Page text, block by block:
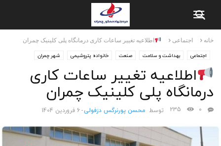
خانه اجتماعی اطلاعیه تغییر ساعات کاری درمانگاه پلی کلینیک چمران
اجتماعی بهداشت و سلامت صنعت خانواده پتروشیمی
شهر چمران
شهرک بعثتاطلاعیه تغییر ساعات کاری
درمانگاه پلی کلینیک چمران
توسط محسن پورنرگس دزفولی-6 فروردین 1404 0
235